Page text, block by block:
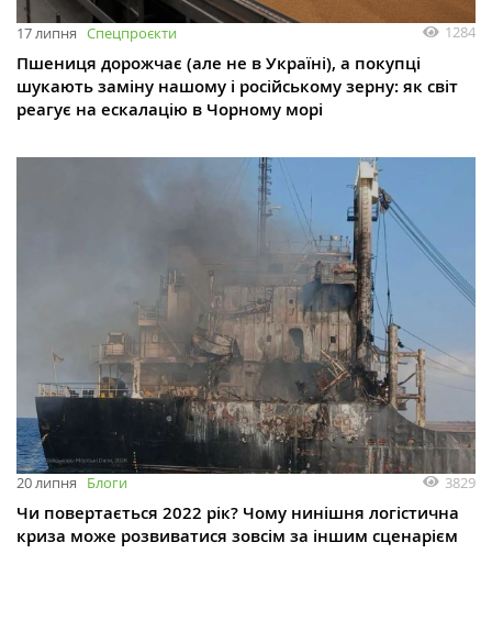
17 липня Спецпроєкти 1284
Пшениця дорожчає (але не в Україні), а покупці
шукають заміну нашому і російському зерну: як світ
реагує на ескалацію в Чорному морі
20 липня Блоги 3829
Чи повертається 2022 рік? Чому нинішня логістична
криза може розвиватися зовсім за іншим сценарієм